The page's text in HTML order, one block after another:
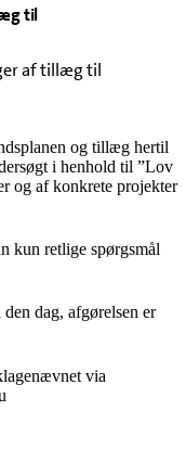
til
af tillæg til
og tillæg hertil
i henhold til ”Lov
og af konkrete projekter
kun retlige spørgsmål
dag, afgørelsen er
via